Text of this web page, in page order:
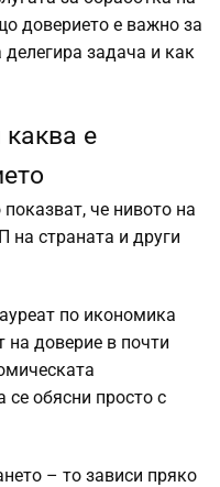
доверието е важно за
задача и как
каква е
че нивото на
на страната и други
по икономика
на доверие в почти
се обясни просто с
– то зависи пряко